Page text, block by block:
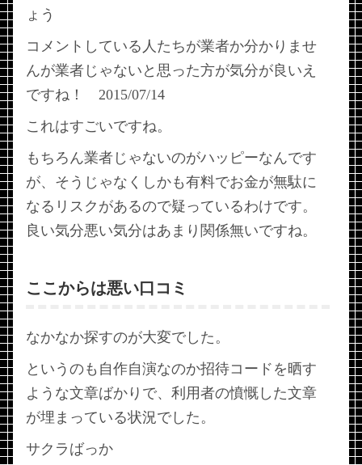
ょう
コメントしている人たちが業者か分かりませ
んが業者じゃないと思った方が気分が良いえ
ですね！ 2015/07/14
これはすごいですね。
もちろん業者じゃないのがハッピーなんです
が、そうじゃなくしかも有料でお金が無駄に
なるリスクがあるので疑っているわけです。
良い気分悪い気分はあまり関係無いですね。
ここからは悪い口コミ
なかなか探すのが大変でした。
というのも自作自演なのか招待コードを晒す
ような文章ばかりで、利用者の憤慨した文章
が埋まっている状況でした。
サクラばっか